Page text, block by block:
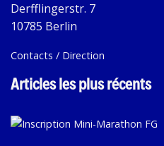
Derfflingerstr. 7
10785 Berlin
Contacts / Direction
Articles les plus récents